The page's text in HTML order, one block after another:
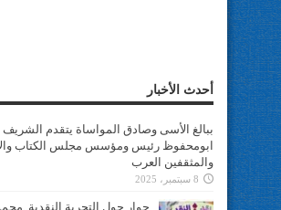
أحدث الأخبار
ببالغ الأسى وصادق المواساة يتقدم الشريف
ابومحفوظ رئيس ومؤسس مجلس الكتاب
والمثقفين العرب
8 سبتمبر، 2025
حوار حول التجربة